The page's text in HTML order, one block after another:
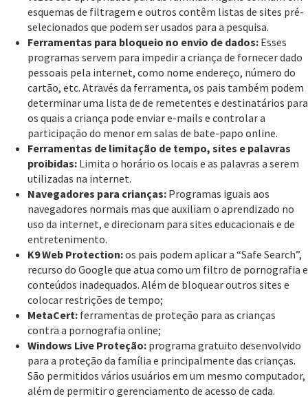
esquemas de filtragem e outros contêm listas de sites pré-
selecionados que podem ser usados para a pesquisa.
Ferramentas para bloqueio no envio de dados: Esses
programas servem para impedir a criança de fornecer dado
pessoais pela internet, como nome endereço, número do
cartão, etc. Através da ferramenta, os pais também podem
determinar uma lista de de remetentes e destinatários para
os quais a criança pode enviar e-mails e controlar a
participação do menor em salas de bate-papo online.
Ferramentas de limitação de tempo, sites e palavras
proibidas: Limita o horário os locais e as palavras a serem
utilizadas na internet.
Navegadores para crianças: Programas iguais aos
navegadores normais mas que auxiliam o aprendizado no
uso da internet, e direcionam para sites educacionais e de
entretenimento.
K9 Web Protection:os pais podem aplicar a “Safe Search”,
recurso do Google que atua como um filtro de pornografia e
conteúdos inadequados. Além de bloquear outros sites e
colocar restrições de tempo;
MetaCert: ferramentas de proteção para as crianças
contra a pornografia online;
Windows Live Proteção: programa gratuito desenvolvido
para a proteção da família e principalmente das crianças.
São permitidos vários usuários em um mesmo computador,
além de permitir o gerenciamento de acesso de cada.